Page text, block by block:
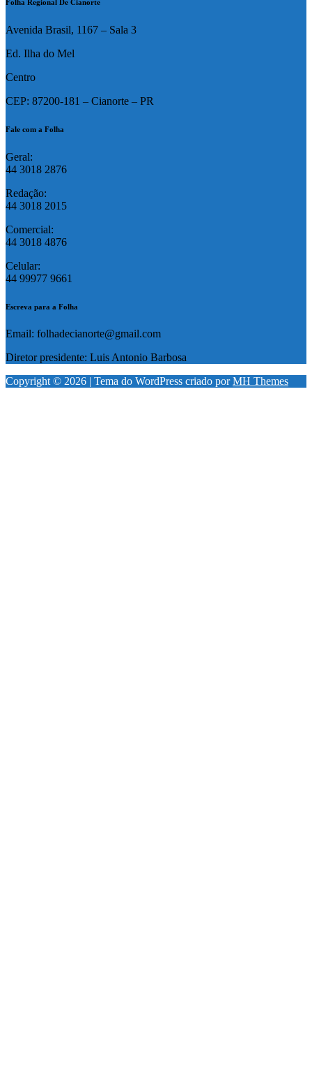
Folha Regional De Cianorte
Avenida Brasil, 1167 – Sala 3
Ed. Ilha do Mel
Centro
CEP: 87200-181 – Cianorte – PR
Fale com a Folha
Geral:
44 3018 2876
Redação:
44 3018 2015
Comercial:
44 3018 4876
Celular:
44 99977 9661
Escreva para a Folha
Email: folhadecianorte@gmail.com
Diretor presidente: Luis Antonio Barbosa
Copyright © 2026 | Tema do WordPress criado porMH Themes